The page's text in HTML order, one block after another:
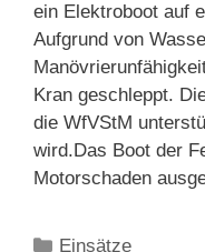
ein Elektroboot auf
Aufgrund von
Kran geschleppt.
die WfVStM
wird.Das Boot der
Motorschaden
Kategorien
Einsätze